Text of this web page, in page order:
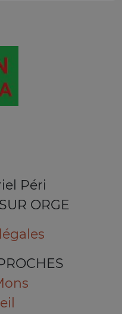
Péri
ORGE